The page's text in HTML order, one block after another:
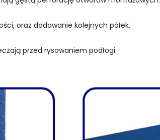
oraz dodawanie kolejnych półek.
przed rysowaniem podłogi.